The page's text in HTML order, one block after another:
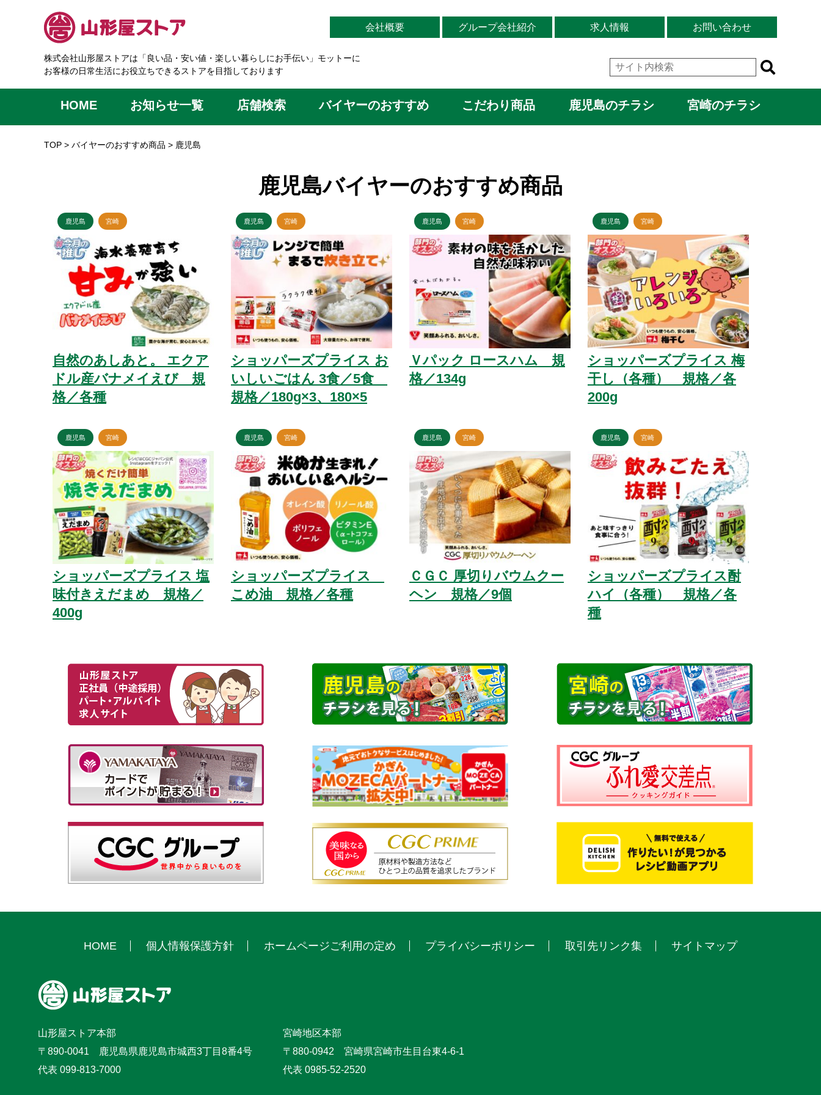
会社概要 グループ会社紹介 求人情報 お問い合わせ
株式会社山形屋ストアは「良い品・安い値・楽しい暮らしにお手伝い」モットーに
お客様の日常生活にお役立ちできるストアを目指しております
HOME お知らせ一覧 店舗検索 バイヤーのおすすめ こだわり商品 鹿児島のチラシ 宮崎のチラシ
TOP > バイヤーのおすすめ商品 > 鹿児島
鹿児島バイヤーのおすすめ商品
鹿児島 宮崎
自然のあしあと。 エクア
ドル産バナメイえび 規
格／各種
鹿児島 宮崎
ショッパーズプライス お
いしいごはん 3食／5食
規格／180g×3、180×5
鹿児島 宮崎
Ｖパック ロースハム 規
格／134g
鹿児島 宮崎
ショッパーズプライス 梅
干し（各種） 規格／各
200g
鹿児島 宮崎
ショッパーズプライス 塩
味付きえだまめ 規格／
400g
鹿児島 宮崎
ショッパーズプライス
こめ油 規格／各種
鹿児島 宮崎
ＣＧＣ 厚切りバウムクー
ヘン 規格／9個
鹿児島 宮崎
ショッパーズプライス酎
ハイ（各種） 規格／各
種
HOME 個人情報保護方針 ホームページご利用の定め プライバシーポリシー 取引先リンク集 サイトマップ
山形屋ストア本部
〒890-0041 鹿児島県鹿児島市城西3丁目8番4号
代表 099-813-7000
宮崎地区本部
〒880-0942 宮崎県宮崎市生目台東4-6-1
代表 0985-52-2520